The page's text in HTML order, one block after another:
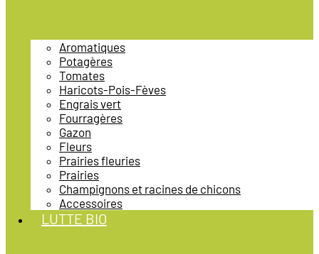
Aromatiques
Potagères
Tomates
Haricots-Pois-Fèves
Engrais vert
Fourragères
Gazon
Fleurs
Prairies fleuries
Prairies
Champignons et racines de chicons
Accessoires
LUTTE BIO